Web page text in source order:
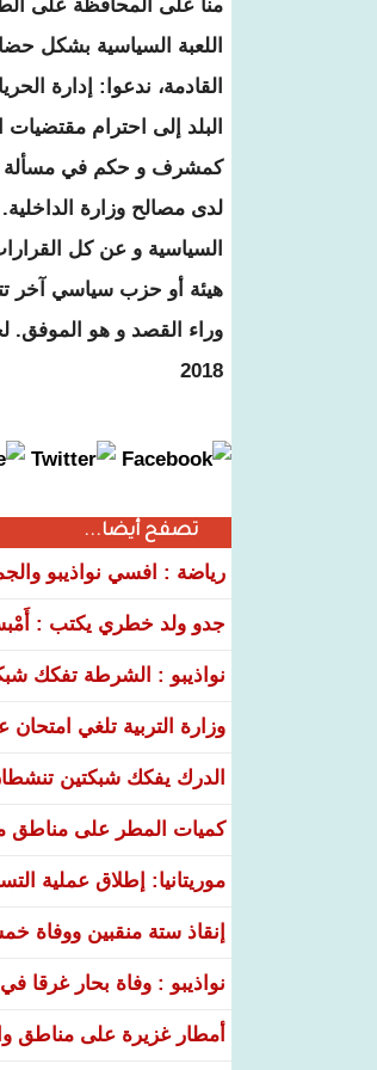
منا على المحافظة على
اللعبة السياسية بشكل
القادمة، ندعوا: إدارة
البلد إلى احترام
كمشرف و حكم في مسألة
لدى مصالح وزارة الداخلية.
السياسية و عن كل
هيئة أو حزب سياسي آخر
2018
تصفح أيضا...
رياضة : افسي نواذيبو
جدو ولد خطري يكتب :
نواذيبو : الشرطة تفكك
وزارة التربية تلغي امتحان
الدرك يفكك شبكتين
كميات المطر على مناطق
موريتانيا: إطلاق عملية
إنقاذ ستة منقبين ووفاة
نواذيبو : وفاة بحار غرقا
أمطار غزيرة على مناطق واسعة